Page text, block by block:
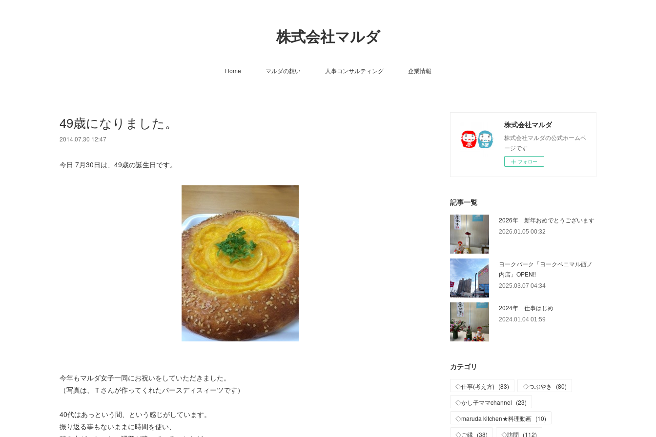
株式会社マルダ
Home マルダの想い 人事コンサルティング 企業情報
49歳になりました。
2014.07.30 12:47
今日 7月30日は、49歳の誕生日です。
今年もマルダ女子一同にお祝いをしていただきました。
（写真は、Ｔさんが作ってくれたバースディスィーツです）
40代はあっという間、という感じがしています。
振り返る事もないままに時間を使い、
株式会社マルダ
株式会社マルダの公式ホームペ
ージです
フォロー
記事一覧
2026年 新年おめでとうございます
2026.01.05 00:32
ヨークパーク「ヨークベニマル西ノ
内店」OPEN‼
2025.03.07 04:34
2024年 仕事はじめ
2024.01.04 01:59
カテゴリ
◇仕事(考え方) (83) ◇つぶやき (80)
◇かし子ママchannel (23)
◇maruda kitchen★料理動画 (10)
◇ご縁 (38) ◇訪問 (112)